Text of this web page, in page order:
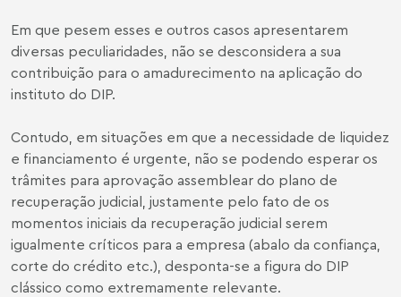
Em que pesem esses e outros casos apresentarem
diversas peculiaridades, não se desconsidera a sua
contribuição para o amadurecimento na aplicação do
instituto do DIP.
Contudo, em situações em que a necessidade de liquidez
e financiamento é urgente, não se podendo esperar os
trâmites para aprovação assemblear do plano de
recuperação judicial, justamente pelo fato de os
momentos iniciais da recuperação judicial serem
igualmente críticos para a empresa (abalo da confiança,
corte do crédito etc.), desponta-se a figura do DIP
clássico como extremamente relevante.